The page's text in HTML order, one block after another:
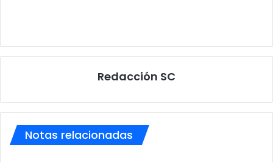
Redacción SC
Notas relacionadas